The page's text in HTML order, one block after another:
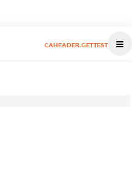
CAHEADER.GETTEST